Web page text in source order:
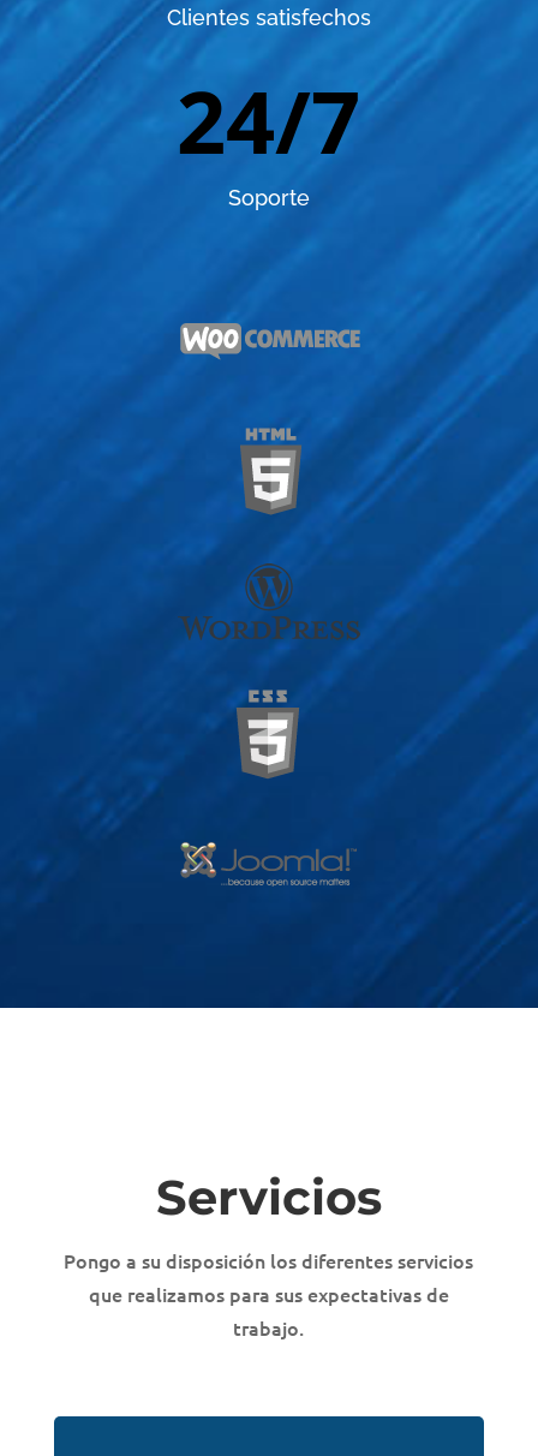
Clientes satisfechos
24/7
Soporte
Servicios
Pongo a su disposición los diferentes servicios
que realizamos para sus expectativas de
trabajo.